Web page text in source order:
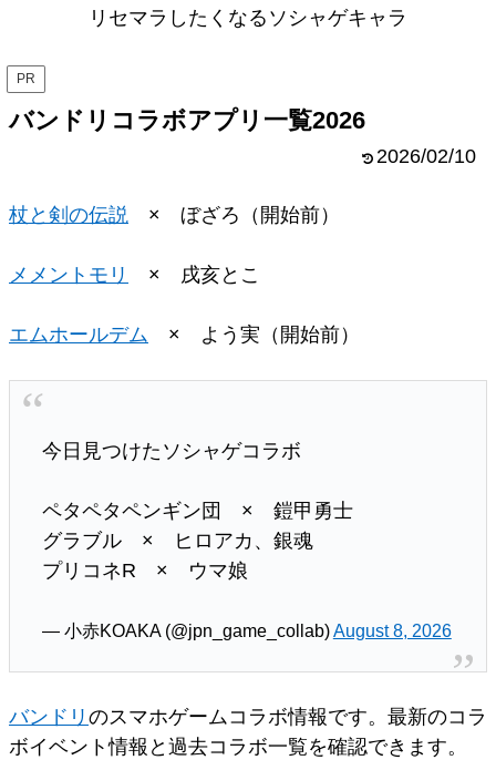
リセマラしたくなるソシャゲキャラ
PR
バンドリコラボアプリ一覧2026
2026/02/10
杖と剣の伝説 × ぼざろ（開始前）
メメントモリ × 戌亥とこ
エムホールデム × よう実（開始前）
今日見つけたソシャゲコラボ
ペタペタペンギン団 × 鎧甲勇士
グラブル × ヒロアカ、銀魂
プリコネR × ウマ娘
— 小赤KOAKA (@jpn_game_collab)August 8, 2026
バンドリ のスマホゲームコラボ情報です。最新のコラ
ボイベント情報と過去コラボ一覧を確認できます。